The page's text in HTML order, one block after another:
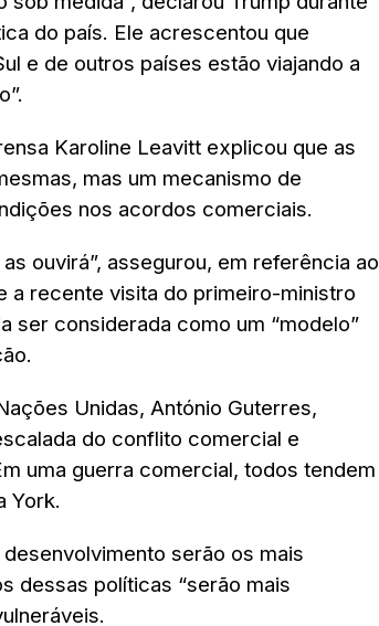
do país. Ele acrescentou que
e de outros países estão viajando a
Karoline Leavitt explicou que as
mas um mecanismo de
nos acordos comerciais.
ouvirá”, assegurou, em referência ao
a recente visita do primeiro-ministro
ser considerada como um “modelo”
Unidas, António Guterres,
do conflito comercial e
uma guerra comercial, todos tendem
York.
serão os mais
dessas políticas “serão mais